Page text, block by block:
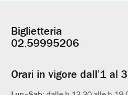
Informazioni
utili
Biglietteria
02.59995206
Orari in vigore dall’1 al